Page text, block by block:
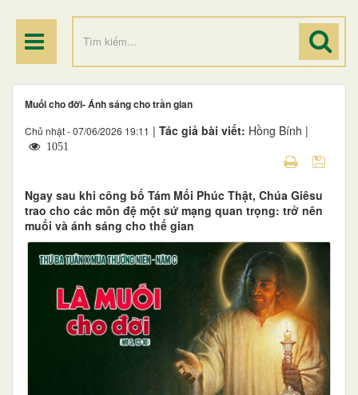
Muối cho đời- Ánh sáng cho trần gian
Chủ nhật - 07/06/2026 19:11 | Tác giả bài viết: Hồng Bính |
1051
Ngay sau khi công bố Tám Mối Phúc Thật, Chúa Giêsu
trao cho các môn đệ một sứ mạng quan trọng: trở nên
muối và ánh sáng cho thế gian